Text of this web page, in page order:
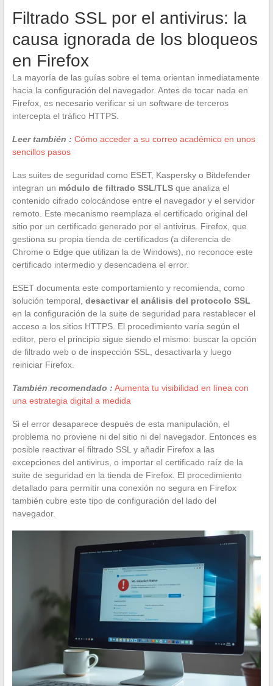
Filtrado SSL por el antivirus: la
causa ignorada de los bloqueos
en Firefox
La mayoría de las guías sobre el tema orientan inmediatamente
hacia la configuración del navegador. Antes de tocar nada en
Firefox, es necesario verificar si un software de terceros
intercepta el tráfico HTTPS.
Leer también : Cómo acceder a su correo académico en unos
sencillos pasos
Las suites de seguridad como ESET, Kaspersky o Bitdefender
integran un módulo de filtrado SSL/TLSque analiza el
contenido cifrado colocándose entre el navegador y el servidor
remoto. Este mecanismo reemplaza el certificado original del
sitio por un certificado generado por el antivirus. Firefox, que
gestiona su propia tienda de certificados (a diferencia de
Chrome o Edge que utilizan la de Windows), no reconoce este
certificado intermedio y desencadena el error.
ESET documenta este comportamiento y recomienda, como
solución temporal, desactivar el análisis del protocolo SSL
en la configuración de la suite de seguridad para restablecer el
acceso a los sitios HTTPS. El procedimiento varía según el
editor, pero el principio sigue siendo el mismo: buscar la opción
de filtrado web o de inspección SSL, desactivarla y luego
reiniciar Firefox.
También recomendado : Aumenta tu visibilidad en línea con
una estrategia digital a medida
Si el error desaparece después de esta manipulación, el
problema no proviene ni del sitio ni del navegador. Entonces es
posible reactivar el filtrado SSL y añadir Firefox a las
excepciones del antivirus, o importar el certificado raíz de la
suite de seguridad en la tienda de Firefox. El procedimiento
detallado para permitir una conexión no segura en Firefox
también cubre este tipo de configuración del lado del
navegador.